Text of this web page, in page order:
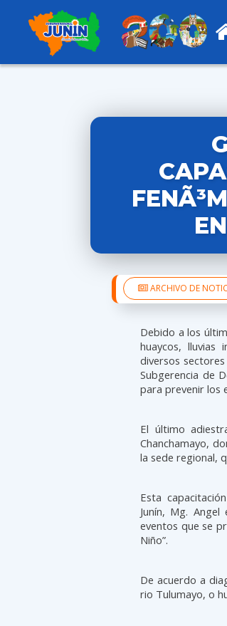
ARCHIVO DE
Debido a los
huaycos, lluvias
diversos
Subgerencia de
para prevenir los
El último
Chanchamayo,
la sede regional,
Esta
Junín, Mg.
eventos que se
Niño”.
De acuerdo a
rio Tulumayo, o